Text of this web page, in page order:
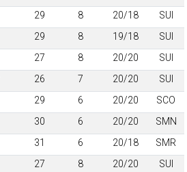
29 8 20/18
SUI
29 8 19/18
SUI
27 8 20/20
SUI
26 7 20/20
SUI
29 6 20/20
SCO
30 6 20/20
SMN
31 6 20/18
SMR
27 8 20/20
SUI